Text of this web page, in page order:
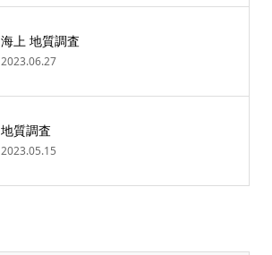
海上 地質調査
2023.06.27
地質調査
2023.05.15